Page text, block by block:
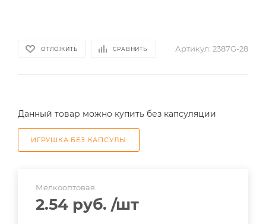
ОТЛОЖИТЬ СРАВНИТЬ Артикул: 2387G-28
Данный товар можно купить без капсуляции
ИГРУШКА БЕЗ КАПСУЛЫ
Мелкооптовая
2.54 руб. /шт